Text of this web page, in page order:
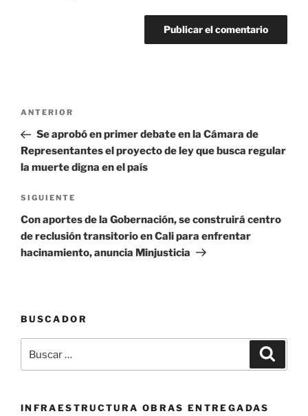
Navegación
entradas
Entrada
anterior:
ANTERIOR
Se aprobó en primer debate en la Cámara de
Representantes el proyecto de ley que busca regular
la muerte digna en el país
Siguiente
entrada
SIGUIENTE
Con aportes de la Gobernación, se construirá centro
de reclusión transitorio en Cali para enfrentar
hacinamiento, anuncia Minjusticia
BUSCADOR
por:
INFRAESTRUCTURA OBRAS ENTREGADAS